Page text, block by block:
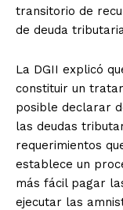
transitorio de
de deuda
La DGII explicó
constituir un
posible declarar
las deudas
requerimientos
establece un
más fácil pagar
ejecutar las